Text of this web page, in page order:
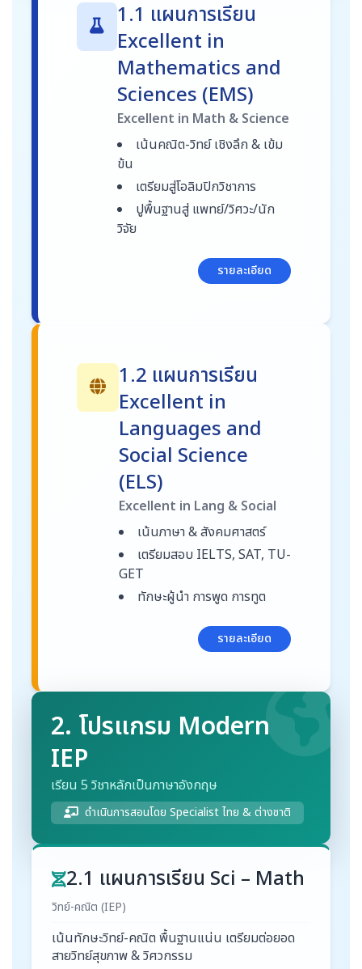
1.1 แผนการเรียน
Excellent in
Mathematics and
Sciences (EMS)
Excellent in Math & Science
เน้นคณิต-วิทย์ เชิงลึก & เข้ม
ข้น
เตรียมสู่โอลิมปิกวิชาการ
ปูพื้นฐานสู่ แพทย์/วิศวะ/นัก
วิจัย
รายละเอียด
1.2 แผนการเรียน
Excellent in
Languages and
Social Science
(ELS)
Excellent in Lang & Social
เน้นภาษา & สังคมศาสตร์
เตรียมสอบ IELTS, SAT, TU-
GET
ทักษะผู้นำ การพูด การทูต
รายละเอียด
2. โปรแกรม Modern
IEP
เรียน 5 วิชาหลักเป็นภาษาอังกฤษ
ดำเนินการสอนโดย Specialist ไทย & ต่างชาติ
2.1 แผนการเรียน Sci – Math
วิทย์-คณิต (IEP)
เน้นทักษะวิทย์-คณิต พื้นฐานแน่น เตรียมต่อยอด
สายวิทย์สุขภาพ & วิศวกรรม